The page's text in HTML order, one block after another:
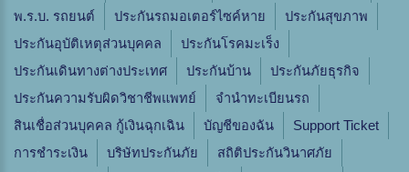
พ.ร.บ. รถยนต์
ประกันรถมอเตอร์ไซค์หาย
ประกันสุขภาพ
ประกันอุบัติเหตุส่วนบุคคล
ประกันโรคมะเร็ง
ประกันเดินทางต่างประเทศ
ประกันบ้าน
ประกันภัยธุรกิจ
ประกันความรับผิดวิชาชีพแพทย์
จํานําทะเบียนรถ
สินเชื่อส่วนบุคคล กู้เงินฉุกเฉิน
บัญชีของฉัน
Support Ticket
การชำระเงิน
บริษัทประกันภัย
สถิติประกันวินาศภัย